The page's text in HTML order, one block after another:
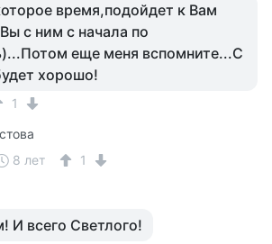
время,подойдет к Вам
с ним с начала по
еще меня вспомните...С
хорошо!
1
8 лет
1
И всего Светлого!